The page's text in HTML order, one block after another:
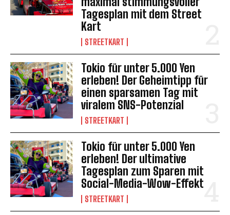
Tagesplan mit dem Street
Kart
STREETKART
Tokio für unter 5.000 Yen
erleben! Der Geheimtipp für
einen sparsamen Tag mit
viralem SNS-Potenzial
STREETKART
Tokio für unter 5.000 Yen
erleben! Der ultimative
Tagesplan zum Sparen mit
Social-Media-Wow-Effekt
STREETKART